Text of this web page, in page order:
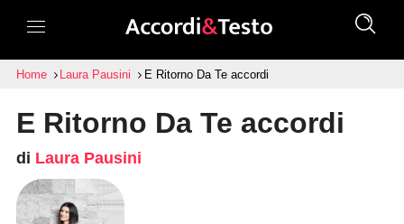
Home Laura Pausini E Ritorno Da Te accordi
E Ritorno Da Te accordi
di Laura Pausini